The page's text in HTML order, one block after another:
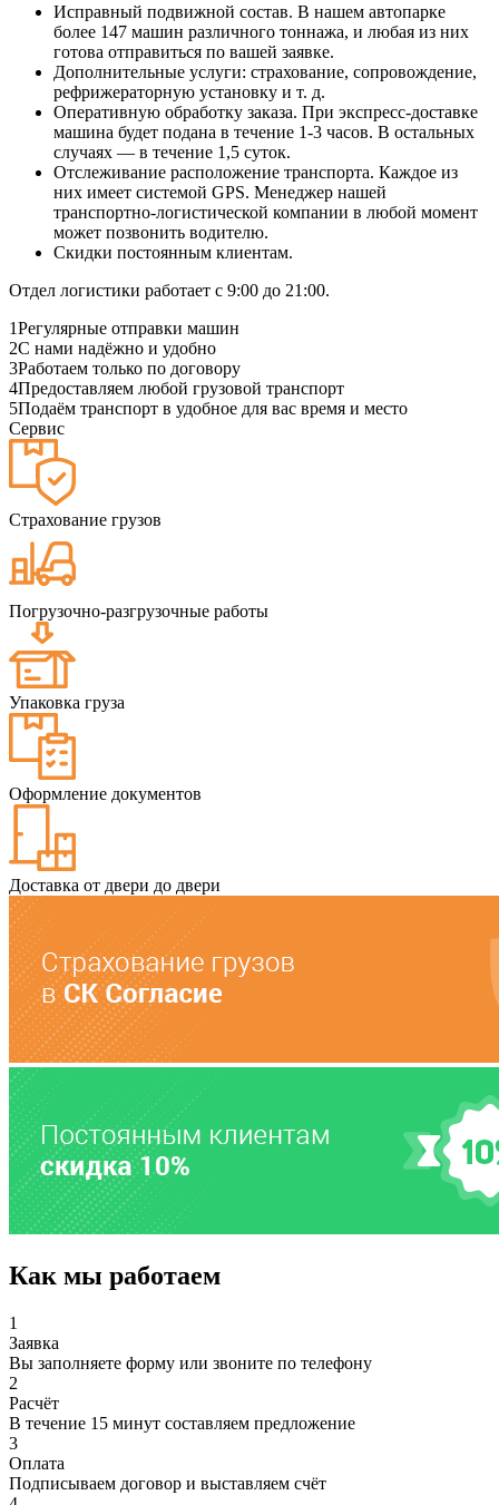
Исправный подвижной состав. В нашем автопарке
более 147 машин различного тоннажа, и любая из них
готова отправиться по вашей заявке.
Дополнительные услуги: страхование, сопровождение,
рефрижераторную установку и т. д.
Оперативную обработку заказа. При экспресс-доставке
машина будет подана в течение 1-3 часов. В остальных
случаях — в течение 1,5 суток.
Отслеживание расположение транспорта. Каждое из
них имеет системой GPS. Менеджер нашей
транспортно-логистической компании в любой момент
может позвонить водителю.
Скидки постоянным клиентам.
Отдел логистики работает с 9:00 до 21:00.
1Регулярные отправки машин
2С нами надёжно и удобно
3Работаем только по договору
4Предоставляем любой грузовой транспорт
5Подаём транспорт в удобное для вас время и место
Сервис
Страхование грузов
Погрузочно-разгрузочные работы
Упаковка груза
Оформление документов
Доставка от двери до двери
Как мы работаем
1
Заявка
Вы заполняете форму или звоните по телефону
2
Расчёт
В течение 15 минут составляем предложение
3
Оплата
Подписываем договор и выставляем счёт